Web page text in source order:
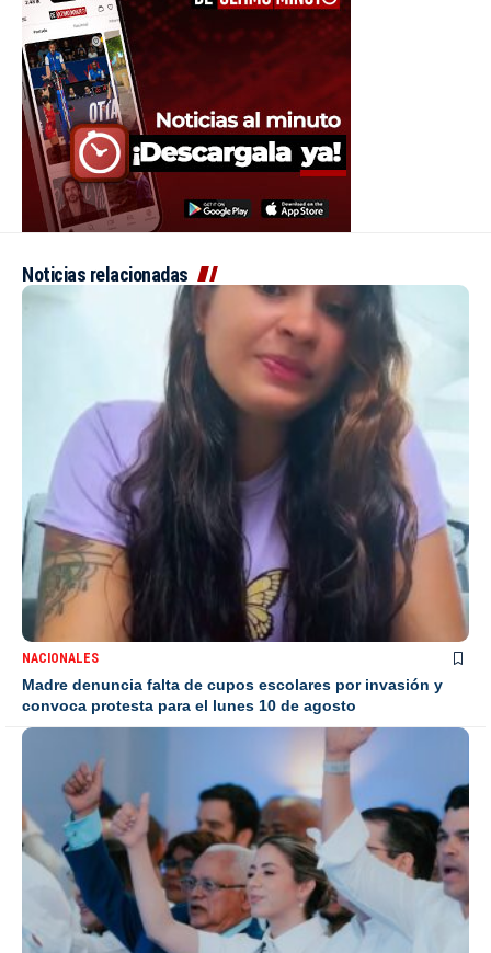
Noticias relacionadas
NACIONALES
Madre denuncia falta de cupos escolares por invasión y
convoca protesta para el lunes 10 de agosto